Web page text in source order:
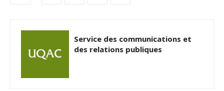
Service des communications et
des relations publiques